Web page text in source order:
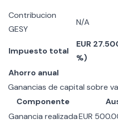
Contribucion
GESY
N/A
Impuesto total
EUR
%)
Ahorro anual
Ganancias de capital sobre
Componente
Ganancia realizadaEUR